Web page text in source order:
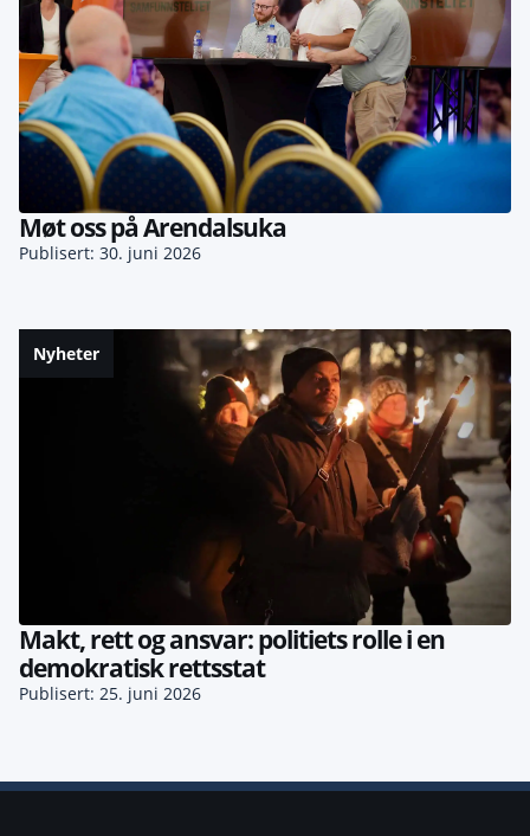
Møt oss på Arendalsuka
Publisert: 30. juni 2026
Nyheter
Makt, rett og ansvar: politiets rolle i en
demokratisk rettsstat
Publisert: 25. juni 2026